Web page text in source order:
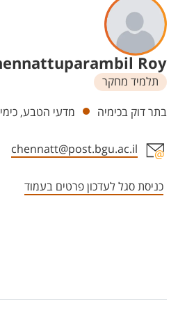
Roy
תלמיד מחקר
יחידות
בתר דוק בכימיה מדעי הטבע,
chennatt@post.bgu.ac.il
כניסת סגל לעדכון פרטים בעמוד